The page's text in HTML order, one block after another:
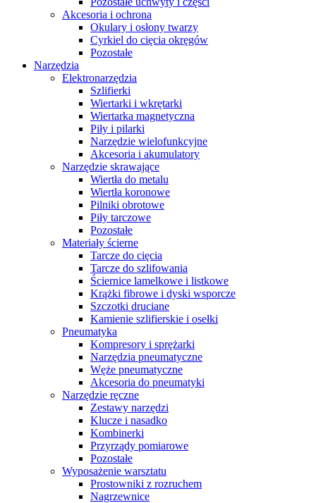
Akcesoria i ochrona
Okulary i osłony twarzy
Cyrkiel do cięcia okręgów
Pozostałe
Narzędzia
Elektronarzędzia
Szlifierki
Wiertarki i wkrętarki
Wiertarka magnetyczna
Piły i pilarki
Narzędzie wielofunkcyjne
Akcesoria i akumulatory
Narzędzie skrawające
Wiertła do metalu
Wiertła koronowe
Pilniki obrotowe
Piły tarczowe
Pozostałe
Materiały ścierne
Tarcze do cięcia
Tarcze do szlifowania
Ściernice lamelkowe i listkowe
Krążki fibrowe i dyski wsporcze
Szczotki druciane
Kamienie szlifierskie i osełki
Pneumatyka
Kompresory i sprężarki
Narzędzia pneumatyczne
Węże pneumatyczne
Akcesoria do pneumatyki
Narzędzie ręczne
Zestawy narzędzi
Klucze i nasadko
Kombinerki
Przyrządy pomiarowe
Pozostałe
Wyposażenie warsztatu
Prostowniki z rozruchem
Nagrzewnice